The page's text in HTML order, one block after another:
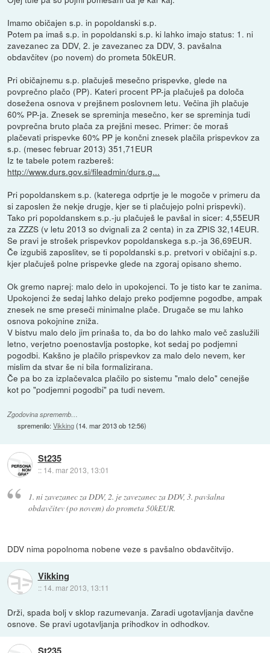
Imamo običajen s.p. in popoldanski s.p.
Potem pa imaš s.p. in popoldanski s.p. ki lahko imajo status: 1. ni
zavezanec za DDV, 2. je zavezanec za DDV, 3. pavšalna
obdavčitev (po novem) do prometa 50kEUR.
Pri običajnemu s.p. plačuješ mesečno prispevke, glede na
povprečno plačo (PP). Kateri procent PP-ja plačuješ pa določa
dosežena osnova v prejšnem poslovnem letu. Večina jih plačuje
60% PP-ja. Znesek se spreminja mesečno, ker se spreminja tudi
povprečna bruto plača za prejšni mesec. Primer: če moraš
plačevati prispevke 60% PP je končni znesek plačila prispevkov za
s.p. (mesec februar 2013) 351,71EUR
Iz te tabele potem razbereš:
http://www.durs.gov.si/fileadmin/durs.g...
Pri popoldanskem s.p. (katerega odprtje je le mogoče v primeru da
si zaposlen že nekje drugje, kjer se ti plačujejo polni prispevki).
Tako pri popoldanskem s.p.-ju plačuješ le pavšal in sicer: 4,55EUR
za ZZZS (v letu 2013 so dvignali za 2 centa) in za ZPIS 32,14EUR.
Se pravi je strošek prispevkov popoldanskega s.p.-ja 36,69EUR.
Če izgubiš zaposlitev, se ti popoldanski s.p. pretvori v običajni s.p.
kjer plačuješ polne prispevke glede na zgoraj opisano shemo.
Ok gremo naprej: malo delo in upokojenci. To je tisto kar te zanima.
Upokojenci že sedaj lahko delajo preko podjemne pogodbe, ampak
znesek ne sme preseči minimalne plače. Drugače se mu lahko
osnova pokojnine zniža.
V bistvu malo delo jim prinaša to, da bo do lahko malo več zaslužili
letno, verjetno poenostavlja postopke, kot sedaj po podjemni
pogodbi. Kakšno je plačilo prispevkov za malo delo nevem, ker
mislim da stvar še ni bila formalizirana.
Če pa bo za izplačevalca plačilo po sistemu "malo delo" cenejše
kot po "podjemni pogodbi" pa tudi nevem.
Zgodovina sprememb…
spremenilo:Vikking(14. mar 2013 ob 12:56)
St235
:: 14. mar 2013, 13:01
1. ni zavezanec za DDV, 2. je zavezanec za DDV, 3. pavšalna
obdavčitev (po novem) do prometa 50kEUR.
DDV nima popolnoma nobene veze s pavšalno obdavčitvijo.
Vikking
:: 14. mar 2013, 13:11
Drži, spada bolj v sklop razumevanja. Zaradi ugotavljanja davčne
osnove. Se pravi ugotavljanja prihodkov in odhodkov.